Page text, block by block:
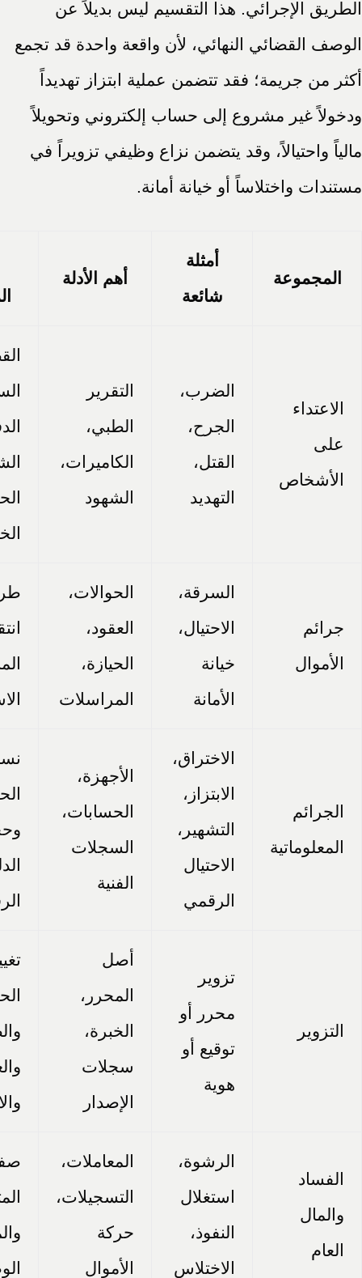
الطريق الإجرائي. هذا التقسيم ليس بديلاً عن
الوصف القضائي النهائي، لأن واقعة واحدة قد تجمع
أكثر من جريمة؛ فقد تتضمن عملية ابتزاز تهديداً
ودخولاً غير مشروع إلى حساب إلكتروني وتحويلاً
مالياً واحتيالاً، وقد يتضمن نزاع وظيفي تزويراً في
مستندات واختلاساً أو خيانة أمانة.
المجموعة
أمثلة
شائعة
أهم الأدلة
الاعتداء
على
الأشخاص
الضرب،
الجرح،
القتل،
التهديد
التقرير
الطبي،
الكاميرات،
الشهود
جرائم
الأموال
السرقة،
الاحتيال،
خيانة
الأمانة
الحوالات،
العقود،
الحيازة،
المراسلات
الجرائم
المعلوماتية
الاختراق،
الابتزاز،
التشهير،
الاحتيال
الرقمي
الأجهزة،
الحسابات،
السجلات
الفنية
التزوير
تزوير
محرر أو
توقيع أو
هوية
أصل
المحرر،
الخبرة،
سجلات
الإصدار
الفساد
والمال
العام
الرشوة،
استغلال
النفوذ،
الاختلاس
المعاملات،
التسجيلات،
حركة
الأموال